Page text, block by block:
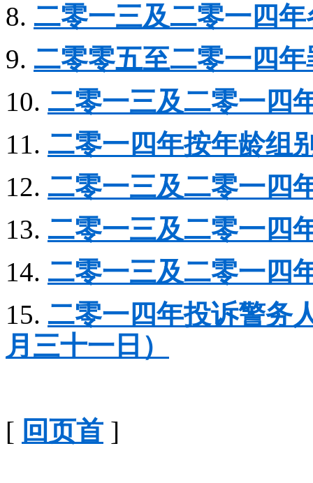
8. 二零一三及二零一四
9. 二零零五至二零一四
10. 二零一三及二零一四
11. 二零一四年按年龄组
12. 二零一三及二零一四
13. 二零一三及二零一四
14. 二零一三及二零一四
15. 二零一四年投诉警务
月三十一日）
[ 回页首 ]